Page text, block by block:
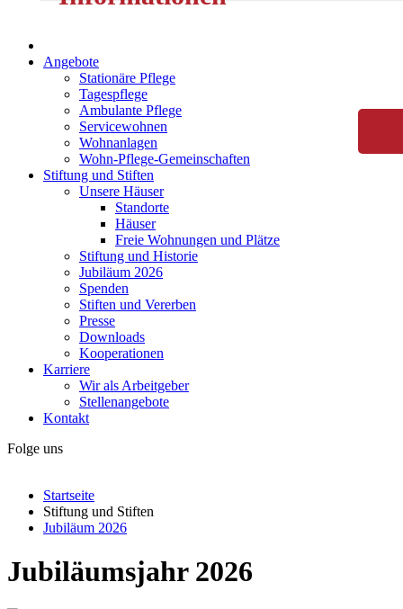
Angebote
Stationäre Pflege
Tagespflege
Ambulante Pflege
Servicewohnen
Wohnanlagen
Wohn-Pflege-Gemeinschaften
Stiftung und Stiften
Unsere Häuser
Standorte
Häuser
Freie Wohnungen und Plätze
Stiftung und Historie
Jubiläum 2026
Spenden
Stiften und Vererben
Presse
Downloads
Kooperationen
Karriere
Wir als Arbeitgeber
Stellenangebote
Kontakt
Folge uns
Startseite
Stiftung und Stiften
Jubiläum 2026
Jubiläumsjahr 2026